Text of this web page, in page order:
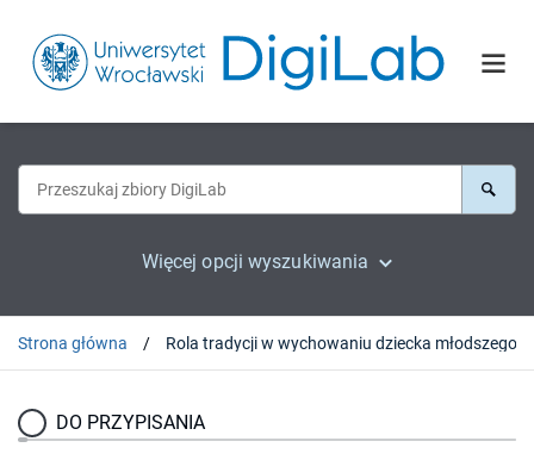
Więcej opcji wyszukiwania
Strona główna Rola tradycji w wychowaniu dziecka młodszego
DO PRZYPISANIA